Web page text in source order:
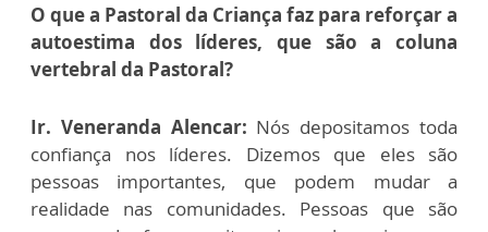
O que a Pastoral da Criança faz para reforçar a
autoestima dos líderes, que são a coluna
vertebral da Pastoral?
Ir. Veneranda Alencar: Nós depositamos toda
confiança nos líderes. Dizemos que eles são
pessoas importantes, que podem mudar a
realidade nas comunidades. Pessoas que são